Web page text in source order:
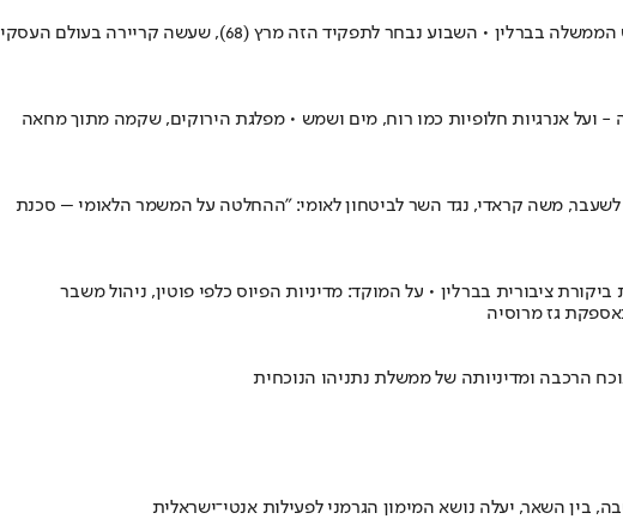
הבחירות לבונדסטג ייערכו בעוד שנה, אבל בהתחשב ביתרון העקבי של הנוצרים-הדמוקרטים בסקרים, יו"ר המפלגה צפוי להתמנות לראש הממשלה בברלין • השבוע נבחר לתפקיד הזה מרץ (68), שעשה קריירה בעולם העסקי
ועל אנרגיות חלופיות כמו רוח, מים ושמש • מפלגת הירוקים, שקמה מתוך מחאה
משה קראדי, נגד השר לביטחון לאומי: "ההחלטה על המשמר הלאומי – סכנת
ציבורית בברלין • על המוקד: מדיניות הפיוס כלפי פוטין, ניהול משבר
גז מרוסיה
הרכבה ומדיניותה של ממשלת נתניהו הנוכחית
השאר, יעלה נושא המימון הגרמני לפעילות אנטי־ישראלית